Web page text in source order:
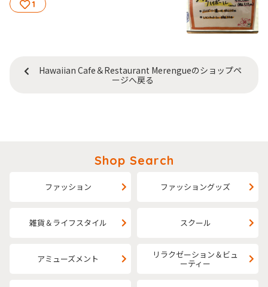
1
Hawaiian Cafe＆Restaurant Merengueのショップペ
ージへ戻る
Shop Search
ファッション ファッショングッズ
雑貨＆ライフスタイル スクール
アミューズメント リラクゼーション＆ビュ
ーティー